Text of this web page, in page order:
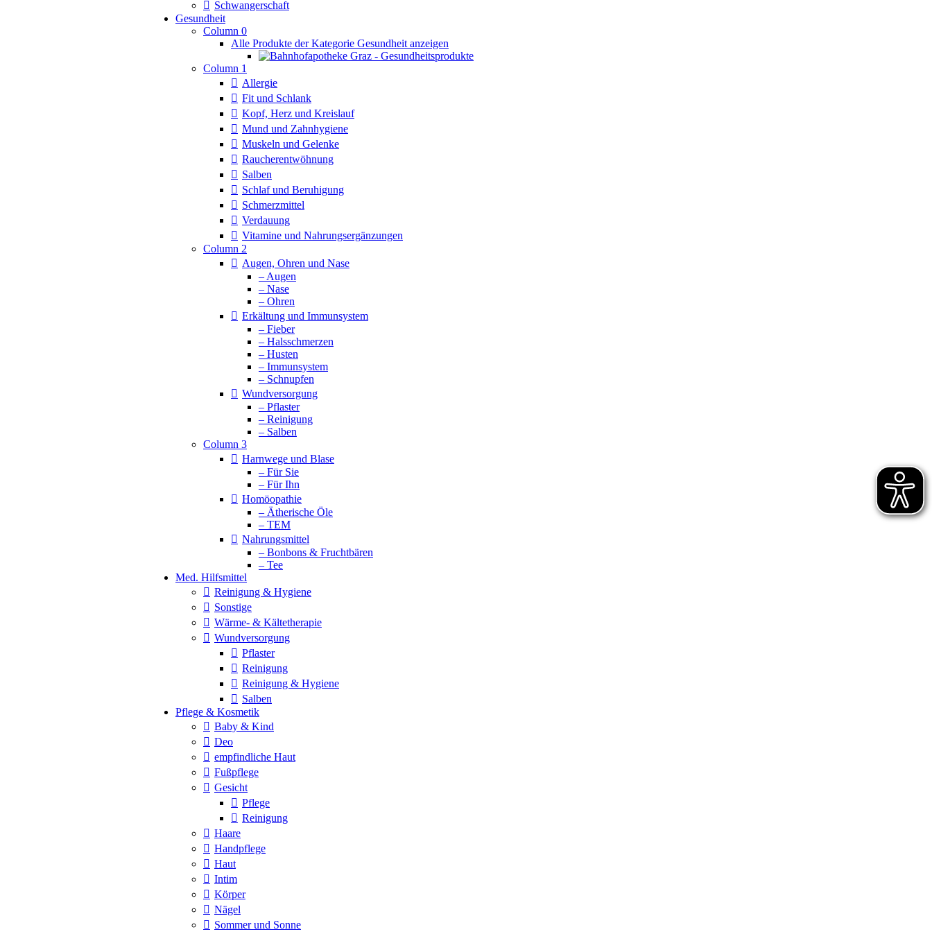
Schwangerschaft
Gesundheit
Column 0
Alle Produkte der Kategorie Gesundheit anzeigen
Column 1
Allergie
Fit und Schlank
Kopf, Herz und Kreislauf
Mund und Zahnhygiene
Muskeln und Gelenke
Raucherentwöhnung
Salben
Schlaf und Beruhigung
Schmerzmittel
Verdauung
Vitamine und Nahrungsergänzungen
Column 2
Augen, Ohren und Nase
– Augen
– Nase
– Ohren
Erkältung und Immunsystem
– Fieber
– Halsschmerzen
– Husten
– Immunsystem
– Schnupfen
Wundversorgung
– Pflaster
– Reinigung
– Salben
Column 3
Harnwege und Blase
– Für Sie
– Für Ihn
Homöopathie
– Ätherische Öle
– TEM
Nahrungsmittel
– Bonbons & Fruchtbären
– Tee
Med. Hilfsmittel
Reinigung & Hygiene
Sonstige
Wärme- & Kältetherapie
Wundversorgung
Pflaster
Reinigung
Reinigung & Hygiene
Salben
Pflege & Kosmetik
Baby & Kind
Deo
empfindliche Haut
Fußpflege
Gesicht
Pflege
Reinigung
Haare
Handpflege
Haut
Intim
Körper
Nägel
Sommer und Sonne